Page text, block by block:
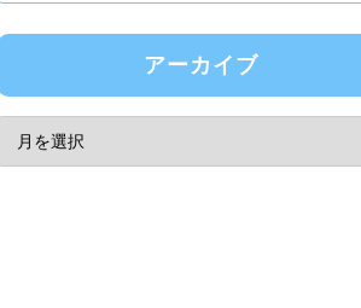
アーカイブ